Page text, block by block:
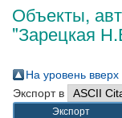
Объекты,
"Зарецкая
На уровень вверх
Экспорт в